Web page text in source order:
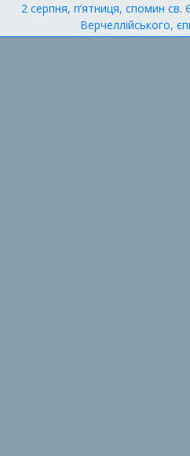
2 серпня, п’ятниця, спомин св.
Верчеллійського,